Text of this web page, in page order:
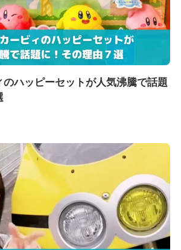
のハッピーセットが人気沸騰で話題